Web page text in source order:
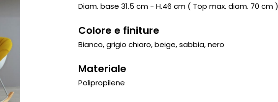
Diam. base 31.5 cm - H.46 cm ( Top max. diam. 70 cm )
Colore e finiture
Bianco, grigio chiaro, beige, sabbia, nero
Materiale
Polipropilene